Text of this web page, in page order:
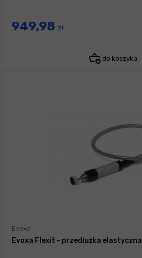
949,98 zł
do koszyka
Evoxa
Evoxa Flexit - przedłużka elastyczna